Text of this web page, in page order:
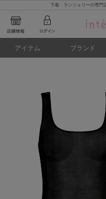
下着・ランジェリーの専
アイテム ブランド